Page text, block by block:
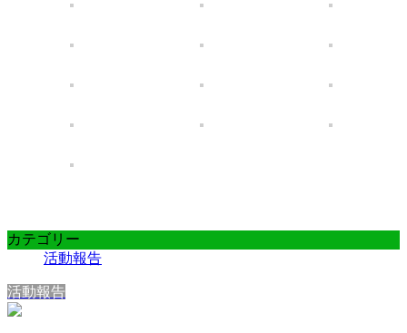
カテゴリー
活動報告
活動報告